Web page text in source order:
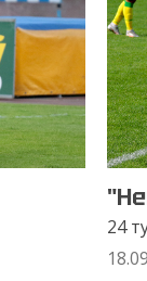
24